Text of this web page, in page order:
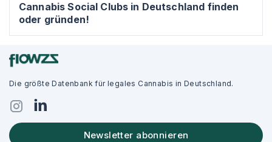
Cannabis Social Clubs in Deutschland finden
oder gründen!
Die größte Datenbank für legales Cannabis in Deutschland.
Newsletter abonnieren